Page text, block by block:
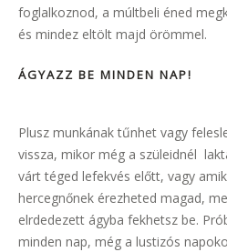
foglalkoznod, a múltbeli éned
és mindez eltölt majd örömmel.
ÁGYAZZ BE MINDEN NAP!
Plusz munkának tűnhet vagy
vissza, mikor még a szüleidnél
várt téged lefekvés előtt, vagy
hercegnőnek érezheted magad,
elrdedezett ágyba fekhetsz be.
minden nap, még a lustizós